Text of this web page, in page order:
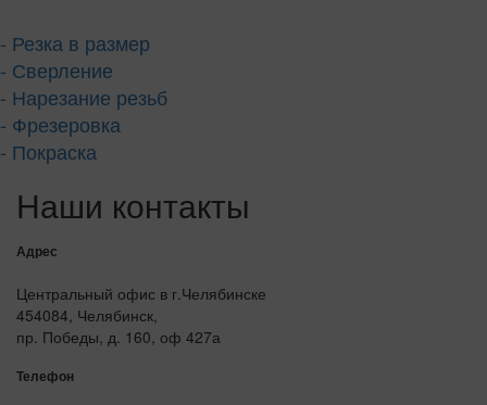
- Резка в размер
- Сверление
- Нарезание резьб
- Фрезеровка
- Покраска
Наши контакты
Адрес
Центральный офис в г.Челябинске
454084, Челябинск,
пр. Победы, д. 160, оф 427а
Телефон